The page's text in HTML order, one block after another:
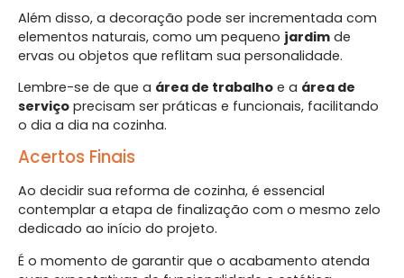
Além disso, a decoração pode ser incrementada com
elementos naturais, como um pequeno jardim de
ervas ou objetos que reflitam sua personalidade.
Lembre-se de que a área de trabalho e a área de
serviço precisam ser práticas e funcionais, facilitando
o dia a dia na cozinha.
Acertos Finais
Ao decidir sua reforma de cozinha, é essencial
contemplar a etapa de finalização com o mesmo zelo
dedicado ao início do projeto.
É o momento de garantir que o acabamento atenda